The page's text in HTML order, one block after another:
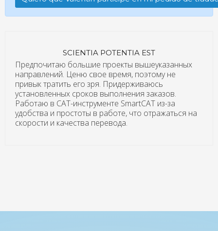
SCIENTIA POTENTIA EST
Предпочитаю большие проекты вышеуказанных
направлений. Ценю свое время, поэтому не
привык тратить его зря. Придерживаюсь
установленных сроков выполнения заказов.
Работаю в САТ-инструменте SmartCAT из-за
удобства и простоты в работе, что отражаться на
скорости и качества перевода.